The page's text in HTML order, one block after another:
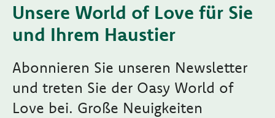
Unsere World of Love für Sie
und Ihrem Haustier
Abonnieren Sie unseren Newsletter
und treten Sie der Oasy World of
Love bei. Große Neuigkeiten